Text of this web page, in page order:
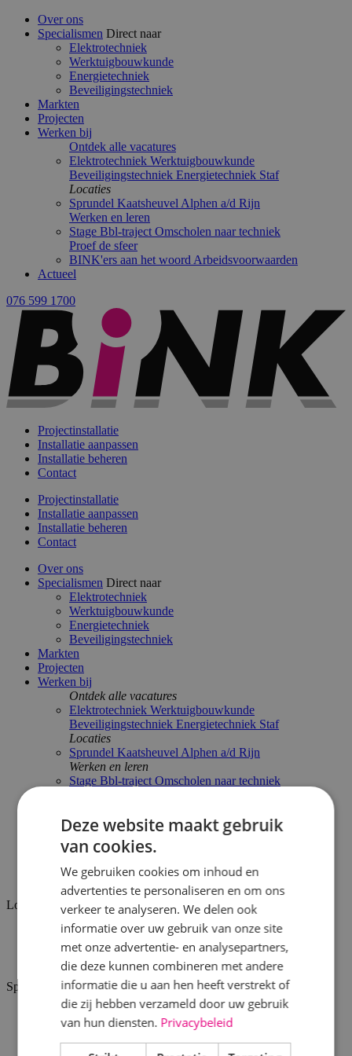
Over ons
Specialismen Direct naar
Elektrotechniek
Werktuigbouwkunde
Energietechniek
Beveiligingstechniek
Markten
Projecten
Werken bij
Ontdek alle vacatures
Elektrotechniek Werktuigbouwkunde
Beveiligingstechniek Energietechniek Staf
Locaties
Sprundel Kaatsheuvel Alphen a/d Rijn
Werken en leren
Stage Bbl-traject Omscholen naar techniek
Proef de sfeer
BINK'ers aan het woord Arbeidsvoorwaarden
Actueel
076 599 1700
Projectinstallatie
Installatie aanpassen
Installatie beheren
Contact
Projectinstallatie
Installatie aanpassen
Installatie beheren
Contact
Over ons
Specialismen Direct naar
Elektrotechniek
Werktuigbouwkunde
Energietechniek
Beveiligingstechniek
Markten
Projecten
Werken bij
Ontdek alle vacatures
Elektrotechniek Werktuigbouwkunde
Beveiligingstechniek Energietechniek Staf
Locaties
Sprundel Kaatsheuvel Alphen a/d Rijn
Werken en leren
Stage Bbl-traject Omscholen naar techniek
Actueel
BINK
Vacatures
Locatie
Alphen a/d Rijn
Kaatsheuvel
Sprundel
Specialisme
Beveiligingstechniek
Elektrotechniek
Energietechniek
Deze website maakt gebruik
van cookies.
We gebruiken cookies om inhoud en
advertenties te personaliseren en om ons
verkeer te analyseren. We delen ook
informatie over uw gebruik van onze site
met onze advertentie- en analysepartners,
die deze kunnen combineren met andere
informatie die u aan hen heeft verstrekt of
die zij hebben verzameld door uw gebruik
van hun diensten. Privacybeleid